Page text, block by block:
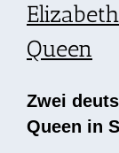
Queen
Zwei
Queen in